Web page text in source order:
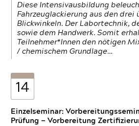
Diese Intensivausbildung
Fahrzeuglackierung aus den drei
Blickwinkeln. Der Labortechnik,
sowie dem Handwerk. Somit
Teilnehmer*Innen den nötigen
/ chemischem Grundlage…
14
Einzelseminar:
Prüfung — Vorbereitung